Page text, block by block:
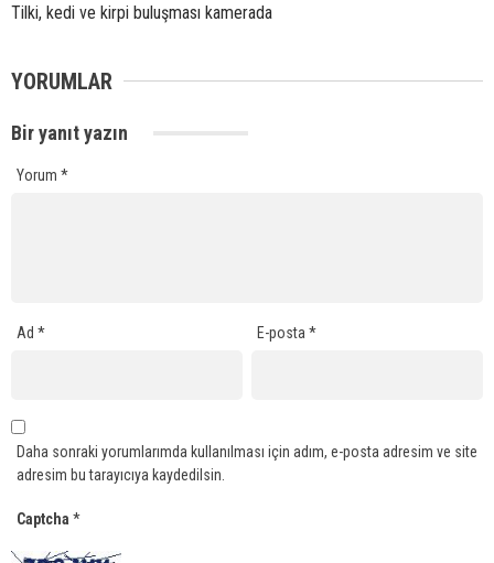
Tilki, kedi ve kirpi buluşması kamerada
YORUMLAR
Bir yanıt yazın
Yorum *
Ad * E-posta*
Daha sonraki yorumlarımda kullanılması için adım, e-posta adresim ve site
adresim bu tarayıcıya kaydedilsin.
Captcha *